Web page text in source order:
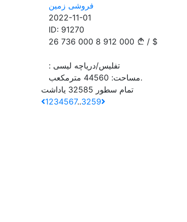
فروشی زمین
2022-11-01
ID: 91270
26 736 000 8 912 000 / $
: تفلیس/دریاچه لیسی
مساحت: 44560
مترمکعب.
تمام سطور 32585 یاداشت
1234567..3259